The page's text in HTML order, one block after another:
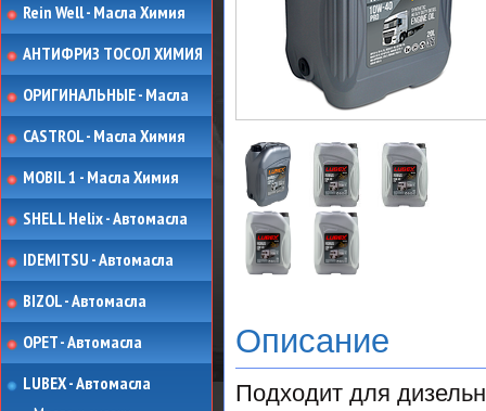
Rein Well - Масла Химия
АНТИФРИЗ ТОСОЛ ХИМИЯ
ОРИГИНАЛЬНЫЕ - Масла
CASTROL - Масла Химия
MOBIL 1 - Масла Химия
SHELL Helix - Автомасла
IDEMITSU - Автомасла
BIZOL - Автомасла
OPET - Автомасла
LUBEX - Автомасла
Описание
Подходит для